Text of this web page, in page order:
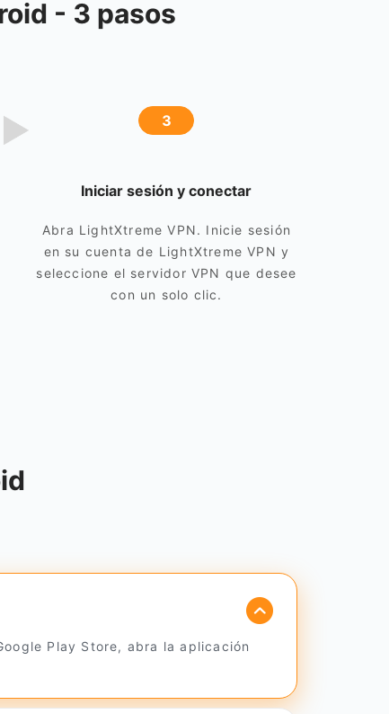
- 3 pasos
3
Iniciar sesión y conectar
Abra LightXtreme VPN. Inicie sesión
en su cuenta de LightXtreme VPN y
seleccione el servidor VPN que desee
con un solo clic.
Play Store, abra la aplicación